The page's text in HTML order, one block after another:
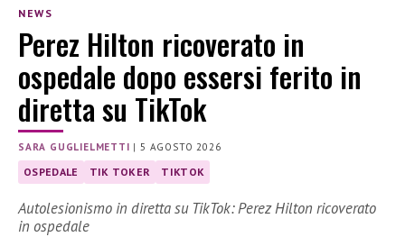
NEWS
Perez Hilton ricoverato in
ospedale dopo essersi ferito in
diretta su TikTok
SARA GUGLIELMETTI |5 AGOSTO 2026
OSPEDALE TIK TOKER TIKTOK
Autolesionismo in diretta su TikTok: Perez Hilton ricoverato
in ospedale